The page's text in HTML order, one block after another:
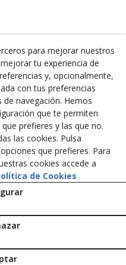
C/. Ponent, 3
Lleida)España
03 13
17 72
los derechos reservados.
para mejorar nuestros
tu experiencia de
y, opcionalmente,
con tus preferencias
navegación. Hemos
que te permiten
prefieres y las que no.
las cookies. Pulsa
que prefieres. Para
cookies accede a
de Cookies